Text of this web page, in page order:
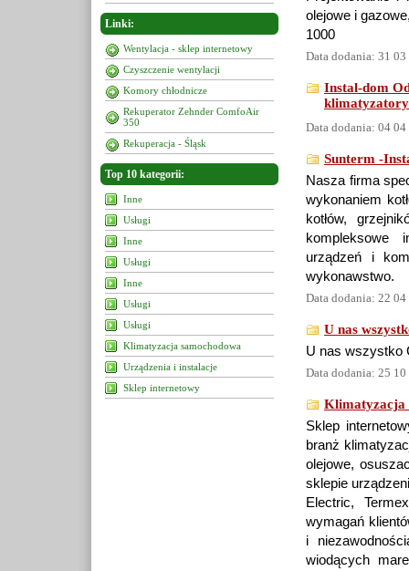
Linki:
Wentylacja - sklep internetowy
Czyszczenie wentylacji
Komory chłodnicze
Rekuperator Zehnder ComfoAir
350
Rekuperacja - Śląsk
Top 10 kategorii:
Inne
Usługi
Inne
Usługi
Inne
Usługi
Usługi
Klimatyzacja samochodowa
Urządzenia i instalacje
Sklep internetowy
olejowe i
1000
Data dodania: 31
Instal-dom
Data dodania: 04
Sunterm -
Nasza firma
wykonaniem
kotłów,
kompleksowe
urządzeń i
wykonawstwo.
Data dodania: 22
U nas
U nas wszystko
Data dodania: 25
Klimatyzacja
Sklep
branż
olejowe,
sklepie
Electric,
wymagań
i
wiodących